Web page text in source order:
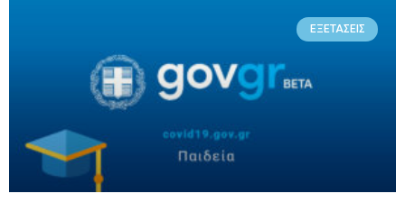
ΕΞΕΤΆΣΕΙΣ